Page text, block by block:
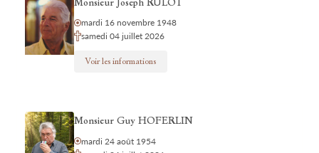
Monsieur Joseph RULOT
mardi 16 novembre 1948
samedi 04 juillet 2026
Voir les informations
Monsieur Guy HOFERLIN
mardi 24 août 1954